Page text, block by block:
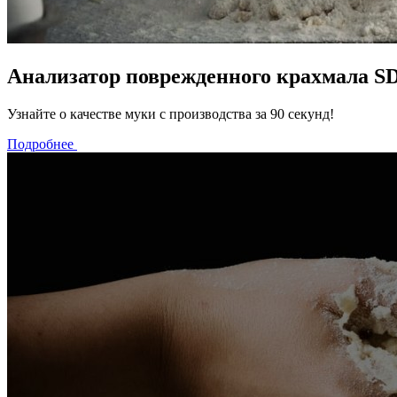
Анализатор поврежденного крахмала
Узнайте о качестве муки с производства за 90 секунд!
Подробнее